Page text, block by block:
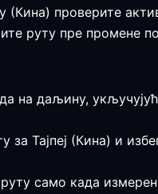
(Кина) проверите
руту пре промене
на даљину,
за Тајпеј (Кина) и
само када